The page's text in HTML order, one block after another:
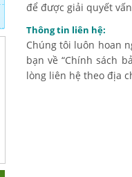
để được giải quyết
Thông tin liên hệ:
Chúng tôi luôn hoan
bạn về “Chính sách
lòng liên hệ theo địa